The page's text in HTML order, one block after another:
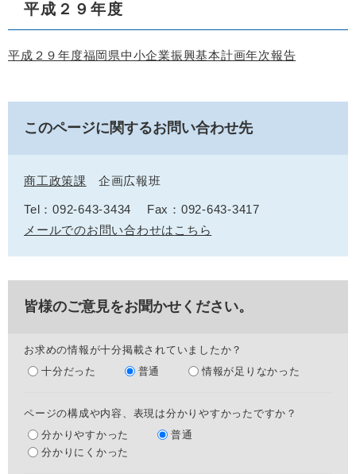
平成２９年度
平成２９年度福岡県中小企業振興基本計画年次報告
このページに関するお問い合わせ先
商工政策課 企画広報班
Tel：092-643-3434
Fax：092-643-3417
メールでのお問い合わせはこちら
皆様のご意見をお聞かせください。
お求めの情報が十分掲載されていましたか？
十分だった
普通 情報が足りなかった
ページの構成や内容、表現は分かりやすかったですか？
分かりやすかった
普通
分かりにくかった